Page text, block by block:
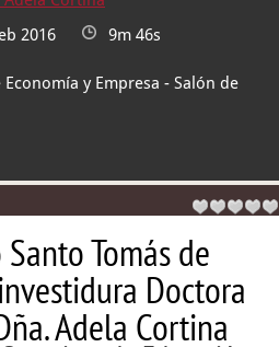
2016 9m 46s
y Empresa - Salón de
Tomás de
Doctora
Adela Cortina